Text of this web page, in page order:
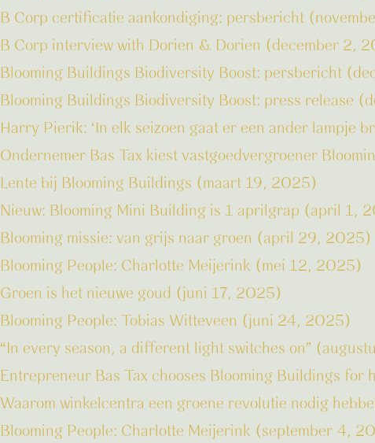
B Corp certificatie aankondiging: persbericht
B Corp interview with Dorien & Dorien (december 2,
Blooming Buildings Biodiversity Boost: persbericht
Blooming Buildings Biodiversity Boost: press release
Harry Pierik: ‘In elk seizoen gaat er een ander lampje
Ondernemer Bas Tax kiest vastgoedvergroener
Lente bij Blooming Buildings (maart 19, 2025)
Nieuw: Blooming Mini Building is 1 aprilgrap (april 1,
Blooming missie: van grijs naar groen (april 29, 2025)
Blooming People: Charlotte Meijerink (mei 12, 2025)
Groen is het nieuwe goud (juni 17, 2025)
Blooming People: Tobias Witteveen (juni 24, 2025)
“In every season, a different light switches on”
Entrepreneur Bas Tax chooses Blooming Buildings
Waarom winkelcentra een groene revolutie nodig
Blooming People: Charlotte Meijerink (september 4,